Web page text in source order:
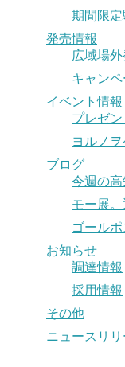
期間限
発売情報
広域場
キャンペ
イベント情報
プレゼン
ヨルノ
ブログ
今週の
モー展
ゴール
お知らせ
調達情報
採用情報
その他
ニュースリリ